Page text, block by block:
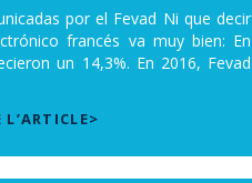
por el Fevad Ni que decir
francés va muy bien: En
un 14,3%. En 2016, Fevad
L’ARTICLE>